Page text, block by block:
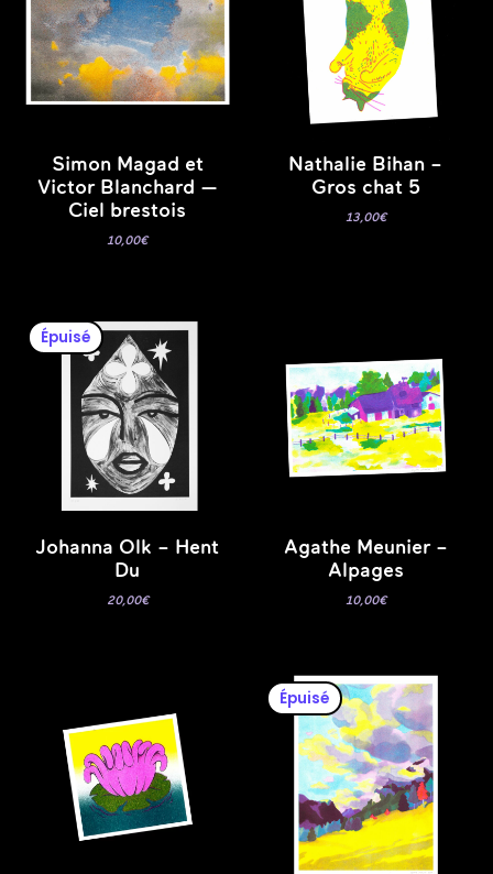
Simon Magad et
Victor Blanchard —
Ciel brestois
10,00€
Nathalie Bihan –
Gros chat 5
13,00€
Épuisé
Johanna Olk – Hent
Du
20,00€
Agathe Meunier –
Alpages
10,00€
Épuisé